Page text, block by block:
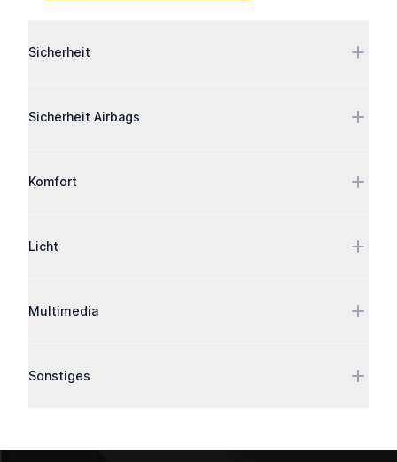
Sicherheit
Sicherheit Airbags
Komfort
Licht
Multimedia
Sonstiges